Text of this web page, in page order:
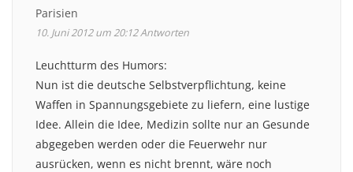
Parisien
10. Juni 2012 um 20:12Antworten
Leuchtturm des Humors:
Nun ist die deutsche Selbstverpflichtung, keine
Waffen in Spannungsgebiete zu liefern, eine lustige
Idee. Allein die Idee, Medizin sollte nur an Gesunde
abgegeben werden oder die Feuerwehr nur
ausrücken, wenn es nicht brennt, wäre noch